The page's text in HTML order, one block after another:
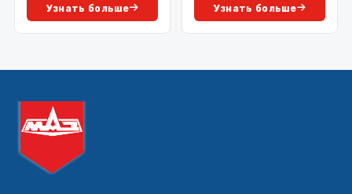
Узнать больше Узнать больше